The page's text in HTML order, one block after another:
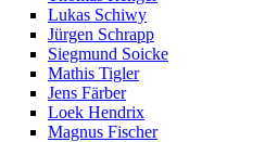
Lukas Schiwy
Jürgen Schrapp
Siegmund Soicke
Mathis Tigler
Jens Färber
Loek Hendrix
Magnus Fischer